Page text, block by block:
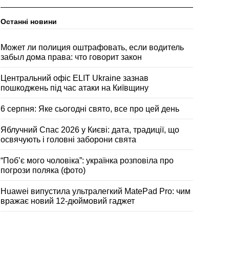
Останні новини
Может ли полиция оштрафовать, если водитель
забыл дома права: что говорит закон
Центральний офіс ELIT Ukraine зазнав
пошкоджень під час атаки на Київщину
6 серпня: Яке сьогодні свято, все про цей день
Яблучний Спас 2026 у Києві: дата, традиції, що
освячують і головні заборони свята
“Побʼє мого чоловіка”: українка розповіла про
погрози поляка (фото)
Huawei випустила ультралегкий MatePad Pro: чим
вражає новий 12-дюймовий гаджет